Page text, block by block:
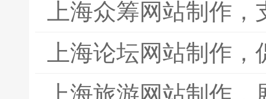
上海众筹网站制作
上海论坛网站制作